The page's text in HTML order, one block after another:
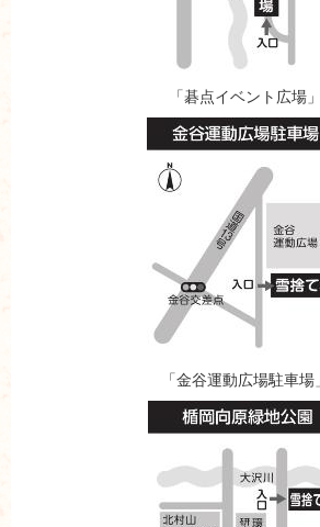
「碁点イベント広場」
「金谷運動広場駐車場」